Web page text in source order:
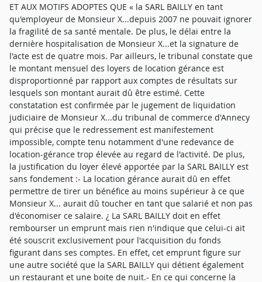
ET AUX MOTIFS ADOPTES QUE « la SARL BAILLY en tant
qu'employeur de Monsieur X...depuis 2007 ne pouvait ignorer
la fragilité de sa santé mentale. De plus, le délai entre la
dernière hospitalisation de Monsieur X...et la signature de
l'acte est de quatre mois. Par ailleurs, le tribunal constate que
le montant mensuel des loyers de location gérance est
disproportionné par rapport aux comptes de résultats sur
lesquels son montant aurait dû être estimé. Cette
constatation est confirmée par le jugement de liquidation
judiciaire de Monsieur X...du tribunal de commerce d'Annecy
qui précise que le redressement est manifestement
impossible, compte tenu notamment d'une redevance de
location-gérance trop élevée au regard de l'activité. De plus,
la justification du loyer élevé apportée par la SARL BAILLY est
sans fondement :- La location gérance aurait dû en effet
permettre de tirer un bénéfice au moins supérieur à ce que
Monsieur X... aurait dû toucher en tant que salarié et non pas
d'économiser ce salaire. ¿ La SARL BAILLY doit en effet
rembourser un emprunt mais rien n'indique que celui-ci ait
été souscrit exclusivement pour l'acquisition du fonds
figurant dans ses comptes. En effet, cet emprunt figure sur
une autre société que la SARL BAILLY qui détient également
un restaurant et une boite de nuit.- En ce qui concerne la